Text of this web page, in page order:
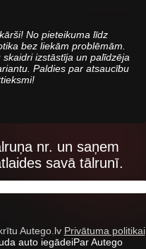
No pieteikuma līdz
bez liekām problēmām.
skaidri izstāstīja un palīdzēja
Paldies par atsaucību
nr. un saņem
savā tālrunī.
Autego.lv Privātuma politikai.
auto iegādeiPar Autego